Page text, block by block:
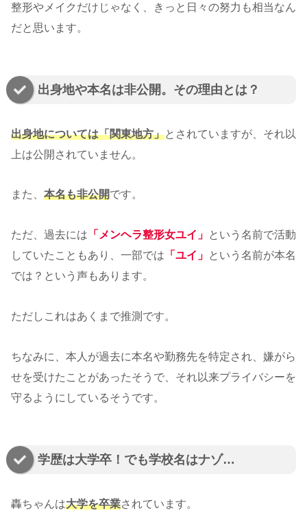
整形やメイクだけじゃなく、きっと日々の努力も相当なん
だと思います。
出身地や本名は非公開。その理由とは？
出身地については「関東地方」とされていますが、それ以
上は公開されていません。
また、 本名も非公開です。
ただ、過去には 「メンヘラ整形女ユイ」
という名前で活動
していたこともあり、一部では 「ユイ」
という名前が本名
では？という声もあります。
ただしこれはあくまで推測です。
ちなみに、本人が過去に本名や勤務先を特定され、嫌がら
せを受けたことがあったそうで、それ以来プライバシーを
守るようにしているそうです。
学歴は大学卒！でも学校名はナゾ…
轟ちゃんは大学を卒業されています。